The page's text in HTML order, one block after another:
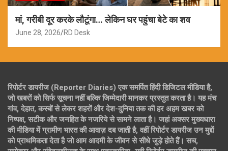
मां, गरीबी दूर करके लौटूंगा… लेकिन घर पहुंचा बेटे का शव
June 28, 2026 RD Desk
रिपोर्टर डायरीज (Reporter Diaries) एक समर्पित हिंदी डिजिटल मीडिया है,
जो खबरों को सिर्फ सूचना नहीं बल्कि जिम्मेदारी मानकर प्रस्तुत करता है। यह मंच
गांव, देहात, कस्बों से लेकर शहरों और देश-दुनिया तक की हर अहम खबर को
निष्पक्ष, सटीक और जनहित के नजरिये से सामने लाता है। जहां अक्सर मुख्यधारा
की मीडिया में ग्रामीण भारत की आवाज़ दब जाती है, वहीं रिपोर्टर डायरीज उन मुद्दों
को प्राथमिकता देता है जो आम आदमी के जीवन से सीधे जुड़े होते हैं। सच,